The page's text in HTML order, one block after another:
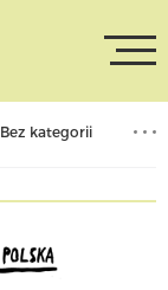
Bez kategorii